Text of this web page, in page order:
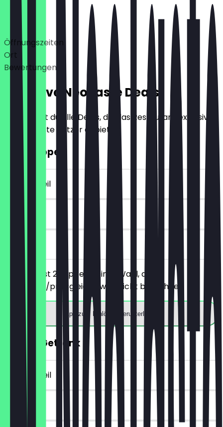
Deals
Öffnungszeiten
Ort
Bewertungen
Exklusive NeoTaste Deals
Hier findest du alle Deals, die das Restaurant exklusiv
für NeoTaste Nutzer anbietet.
2für1 Suppe
~8 € Vorteil
90 Tage
vor Ort
Du bestellst 2 Suppen deiner Wahl, das
günstigere/preisgleiche wird nicht berechnet.
App zum Einlösen herunterladen
GRATIS Getränk
~4 € Vorteil
90 Tage